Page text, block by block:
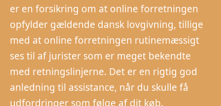
er en forsikring om at online forretningen
opfylder gældende dansk lovgivning, tillige
med at online forretningen rutinemæssigt
ses til af jurister som er meget bekendte
med retningslinjerne. Det er en rigtig god
anledning til assistance, når du skulle få
udfordringer som følge af dit køb.